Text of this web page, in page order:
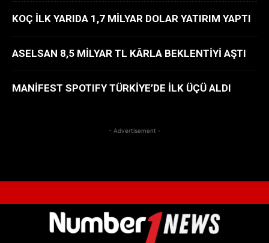
KOÇ İLK YARIDA 1,7 MİLYAR DOLAR YATIRIM YAPTI
ASELSAN 8,5 MİLYAR TL KÂRLA BEKLENTİYİ AŞTI
MANİFEST SPOTIFY TÜRKİYE’DE İLK ÜÇÜ ALDI
- Advertisement -